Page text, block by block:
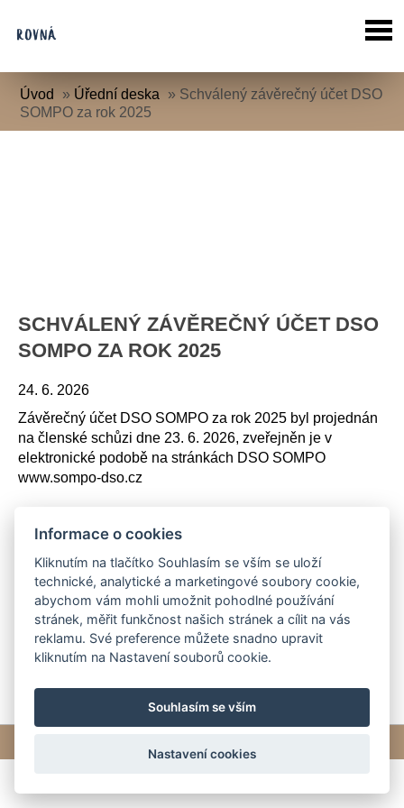
Úvod » Úřední deska » Schválený závěrečný účet DSO
SOMPO za rok 2025
SCHVÁLENÝ ZÁVĚREČNÝ ÚČET DSO
SOMPO ZA ROK 2025
24. 6. 2026
Závěrečný účet DSO SOMPO za rok 2025 byl projednán
na členské schůzi dne 23. 6. 2026, zveřejněn je v
elektronické podobě na stránkách DSO SOMPO
www.sompo-dso.cz
Zpráva o přezkoumání hospodaření za rok 2025_DSO
Sompo_final.pdf
Informace o cookies
Kliknutím na tlačítko Souhlasím se vším se uloží
technické, analytické a marketingové soubory cookie,
abychom vám mohli umožnit pohodlné používání
stránek, měřit funkčnost našich stránek a cílit na vás
reklamu. Své preference můžete snadno upravit
kliknutím na Nastavení souborů cookie.
Souhlasím se vším
Nastavení cookies